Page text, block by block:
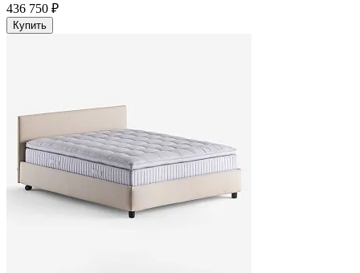
436 750 ₽
Купить